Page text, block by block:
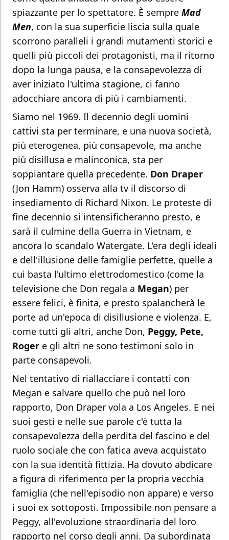
spiazzante per lo spettatore. È sempre Mad
Men, con la sua superficie liscia sulla quale
scorrono paralleli i grandi mutamenti storici e
quelli più piccoli dei protagonisti, ma il ritorno
dopo la lunga pausa, e la consapevolezza di
aver iniziato l'ultima stagione, ci fanno
adocchiare ancora di più i cambiamenti.
Siamo nel 1969. Il decennio degli uomini
cattivi sta per terminare, e una nuova società,
più eterogenea, più consapevole, ma anche
più disillusa e malinconica, sta per
soppiantare quella precedente. Don Draper
(Jon Hamm) osserva alla tv il discorso di
insediamento di Richard Nixon. Le proteste di
fine decennio si intensificheranno presto, e
sarà il culmine della Guerra in Vietnam, e
ancora lo scandalo Watergate. L'era degli ideali
e dell'illusione delle famiglie perfette, quelle a
cui basta l'ultimo elettrodomestico (come la
televisione che Don regala a Megan) per
essere felici, è finita, e presto spalancherà le
porte ad un'epoca di disillusione e violenza. E,
come tutti gli altri, anche Don, Peggy, Pete,
Roger e gli altri ne sono testimoni solo in
parte consapevoli.
Nel tentativo di riallacciare i contatti con
Megan e salvare quello che può nel loro
rapporto, Don Draper vola a Los Angeles. E nei
suoi gesti e nelle sue parole c'è tutta la
consapevolezza della perdita del fascino e del
ruolo sociale che con fatica aveva acquistato
con la sua identità fittizia. Ha dovuto abdicare
a figura di riferimento per la propria vecchia
famiglia (che nell'episodio non appare) e verso
i suoi ex sottoposti. Impossibile non pensare a
Peggy, all'evoluzione straordinaria del loro
rapporto nel corso degli anni. Da subordinata